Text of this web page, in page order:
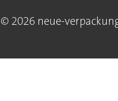
© 2026 neue-